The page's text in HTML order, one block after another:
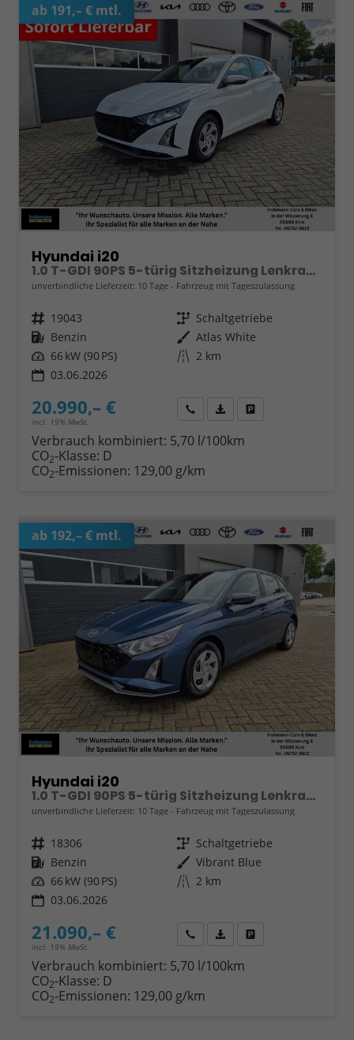
ab 191,– € mtl.
Hyundai i20
1.0 T-GDI 90PS 5-türig Sitzheizung Lenkradheizung Rückf.Kamera PDC Klima Apple CarPlay Android Auto Tempomat Touchscreen
unverbindliche Lieferzeit: 10 Tage Fahrzeug mit Tageszulassung
Fahrzeugnr. 19043 Getriebe Schaltgetriebe
Kraftstoff Benzin Außenfarbe Atlas White
Leistung 66 kW (90 PS) Kilometerstand 2 km
03.06.2026
20.990,– €
incl. 19% MwSt.
Wir rufen Sie anFahrzeugexposé (PDF)
Verbrauch kombiniert: 5,70 l/100km
CO2-Klasse: D
CO2-Emissionen: 129,00 g/km
ab 192,– € mtl.
Hyundai i20
1.0 T-GDI 90PS 5-türig Sitzheizung Lenkradheizung Rückf.Kamera PDC Klima Apple CarPlay Android Auto Tempomat Touchscreen
unverbindliche Lieferzeit: 10 Tage Fahrzeug mit Tageszulassung
Fahrzeugnr. 18306 Getriebe Schaltgetriebe
Kraftstoff Benzin Außenfarbe Vibrant Blue
Leistung 66 kW (90 PS) Kilometerstand 2 km
03.06.2026
21.090,– €
incl. 19% MwSt.
Wir rufen Sie anFahrzeugexposé (PDF)
Verbrauch kombiniert: 5,70 l/100km
CO2-Klasse: D
CO2-Emissionen: 129,00 g/km